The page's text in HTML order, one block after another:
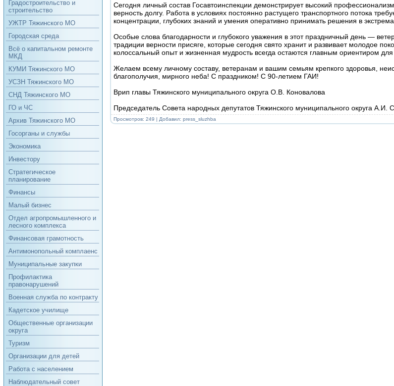
Градостроительство и
строительство
УЖТР Тяжинского МО
Городская среда
Всё о капитальном ремонте
МКД
КУМИ Тяжинского МО
УСЗН Тяжинского МО
СНД Тяжинского МО
ГО и ЧС
Архив Тяжинского МО
Госорганы и службы
Экономика
Инвестору
Стратегическое
планирование
Финансы
Малый бизнес
Отдел агропромышленного и
лесного комплекса
Финансовая грамотность
Антимонопольный комплаенс
Муниципальные закупки
Профилактика
правонарушений
Военная служба по контракту
Кадетское училище
Общественные организации
округа
Туризм
Организации для детей
Работа с населением
Наблюдательный совет
Сегодня личный состав Госавтоинспекции демонстрирует высокий
верность долгу. Работа в условиях постоянно растущего транспортного потока
концентрации, глубоких знаний и умения оперативно принимать решения в
Особые слова благодарности и глубокого уважения в этот праздничный день —
традиции верности присяге, которые сегодня свято хранит и развивает молодое
колоссальный опыт и жизненная мудрость всегда остаются главным ориентиром
Желаем всему личному составу, ветеранам и вашим семьям крепкого здоровья,
благополучия, мирного неба! С праздником! С 90-летием ГАИ!
Врип главы Тяжинского муниципального округа О.В. Коновалова
Председатель Совета народных депутатов Тяжинского муниципального округа А.И.
Просмотров: 249 | Добавил: press_sluzhba